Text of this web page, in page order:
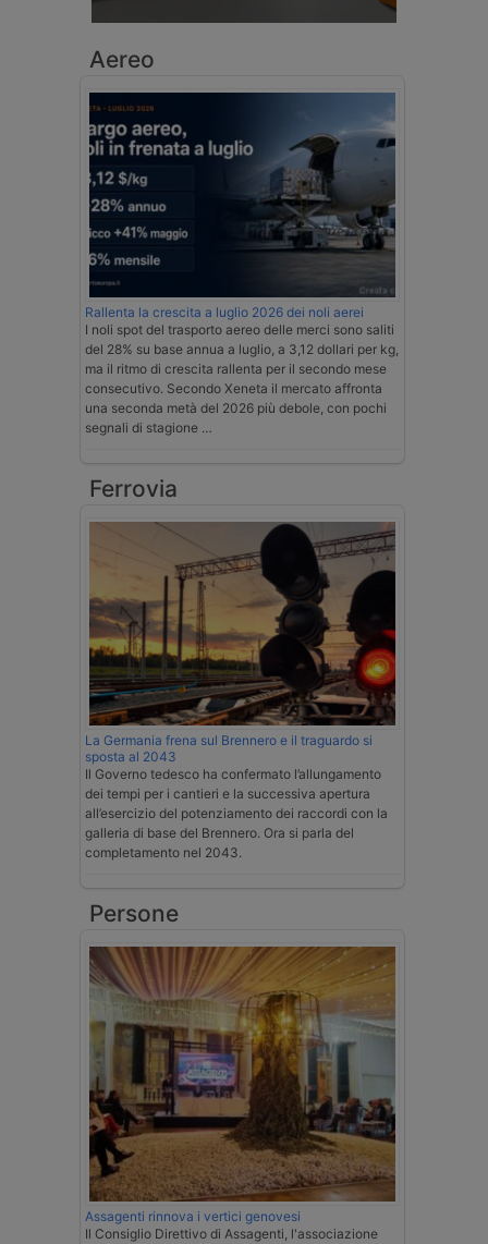
Aereo
Rallenta la crescita a luglio 2026 dei noli aerei
I noli spot del trasporto aereo delle merci sono saliti
del 28% su base annua a luglio, a 3,12 dollari per kg,
ma il ritmo di crescita rallenta per il secondo mese
consecutivo. Secondo Xeneta il mercato affronta
una seconda metà del 2026 più debole, con pochi
segnali di stagione …
Ferrovia
La Germania frena sul Brennero e il traguardo si
sposta al 2043
Il Governo tedesco ha confermato l’allungamento
dei tempi per i cantieri e la successiva apertura
all’esercizio del potenziamento dei raccordi con la
galleria di base del Brennero. Ora si parla del
completamento nel 2043.
Persone
Assagenti rinnova i vertici genovesi
Il Consiglio Direttivo di Assagenti, l'associazione